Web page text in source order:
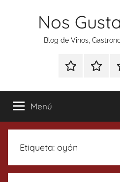
Nos
Blog de Vinos,
Especial
Tonics
Menú
Etiqueta: oyón